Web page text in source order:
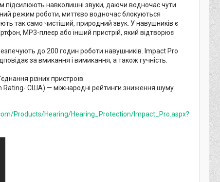
підсилюють навколишні звуки, даючи водночас чути
режим роботи, миттєво водночас блокуються
так само чистіший, природний звук. У навушників є
MP3-плеєр або інший пристрій, який відтворює
до 200 годин роботи навушників. Impact Pro
за вмикання і вимикання, а також гучність.
різних пристроїв.
Rating- США) — міжнародні рейтинги зниження шуму.
Products/Hearing/Hearing_Protection/Impact_Pro.aspx?